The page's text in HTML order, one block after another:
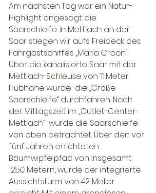
Am nächsten Tag war ein Natur-
Highlight angesagt: die
Saarschleife. In Mettlach an der
Saar stiegen wir aufs Freideck des
Fahrgastschiffes „Maria Croon“.
Über die kanalisierte Saar mit der
Mettlach-Schleuse von 11 Meter
Hubhöhe wurde  die „Große
Saarschleife“ durchfahren. Nach
der Mittagszeit im „Outlet-Center-
Mettlach“  wurde die Saarschleife
von oben betrachtet. Über den vor
fünf Jahren errichteten
Baumwipfelpfad von insgesamt
1250 Metern, wurde der integrierte
Aussichtsturm von 42 Meter